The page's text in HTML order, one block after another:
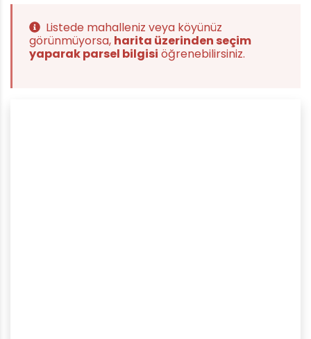
Listede mahalleniz veya köyünüz
görünmüyorsa, harita üzerinden seçim
yaparak parsel bilgisi öğrenebilirsiniz.